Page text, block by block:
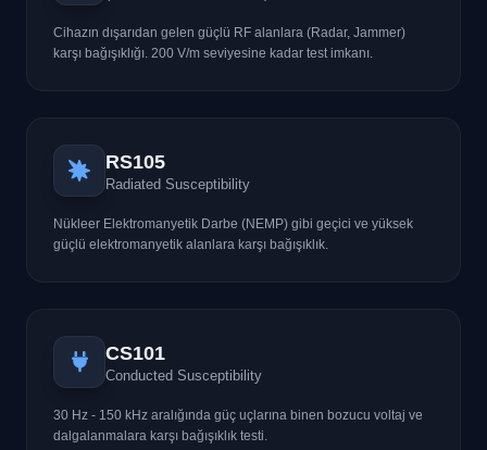
Cihazın dışarıdan gelen güçlü RF alanlara (Radar, Jammer)
karşı bağışıklığı. 200 V/m seviyesine kadar test imkanı.
RS105
Radiated Susceptibility
Nükleer Elektromanyetik Darbe (NEMP) gibi geçici ve yüksek
güçlü elektromanyetik alanlara karşı bağışıklık.
CS101
Conducted Susceptibility
30 Hz - 150 kHz aralığında güç uçlarına binen bozucu voltaj ve
dalgalanmalara karşı bağışıklık testi.